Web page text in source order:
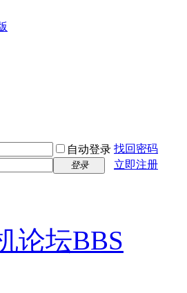
自动登录 找回密码
登录 立即注册
论坛BBS